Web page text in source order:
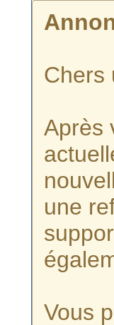
Chers
Après
une
Vous